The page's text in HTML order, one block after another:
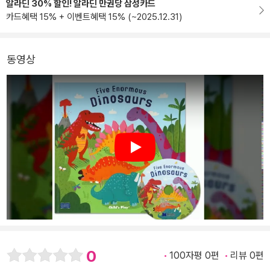
알라딘 30% 할인! 알라딘 만권당 삼성카드
카드혜택 15% + 이벤트혜택 15% (~2025.12.31)
동영상
Play
0 100자평 0편 리뷰 0편